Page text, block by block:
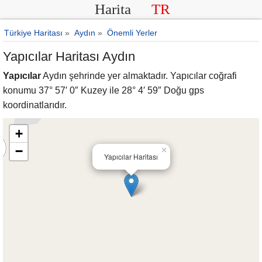
Harita TR
Türkiye Haritası » Aydın » Önemli Yerler
Yapıcılar Haritası Aydın
YapıcılarAydın şehrinde yer almaktadır. Yapıcılar coğrafi
konumu 37° 57′ 0″ Kuzey ile 28° 4′ 59″ Doğu gps
koordinatlarıdır.
Yapıcılar Haritası
×
+
−